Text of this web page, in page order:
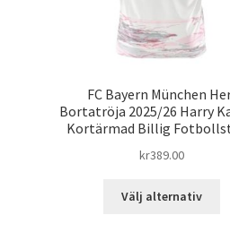
FC Bayern München
Bortatröja 2025/26 Harry
Kortärmad Billig
kr389.00
Välj alternativ